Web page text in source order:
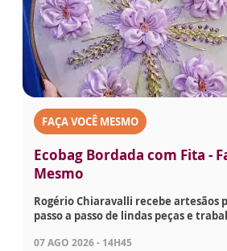
FAÇA VOCÊ MESMO
Ecobag Bordada com Fita -
Mesmo
Rogério Chiaravalli recebe artesãos
passo a passo de lindas peças e
07 AGO 2026 - 14H45